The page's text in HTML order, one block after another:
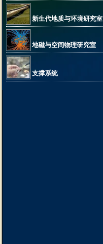
新生代地质与环境研究室
地磁与空间物理研究室
支撑系统